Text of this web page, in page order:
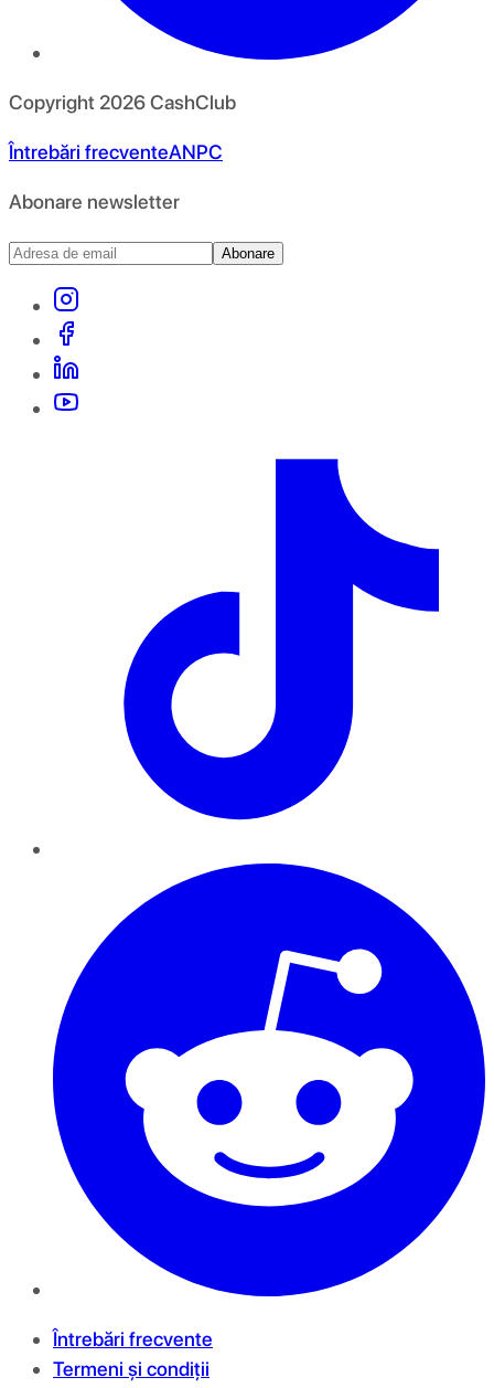
Copyright 2026CashClub
Întrebări frecventeANPC
Abonare newsletter
Abonare
Întrebări frecvente
Termeni și condiții